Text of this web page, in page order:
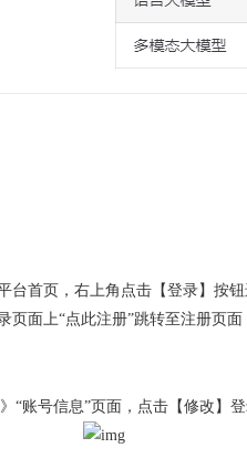
台首页，右上角点击【登录】按
页面上“点此注册”跳转至注册页
“账号信息”页面，点击【修改